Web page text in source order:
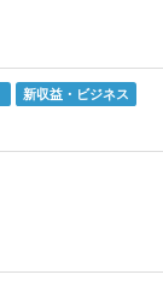
新収益・ビジネス